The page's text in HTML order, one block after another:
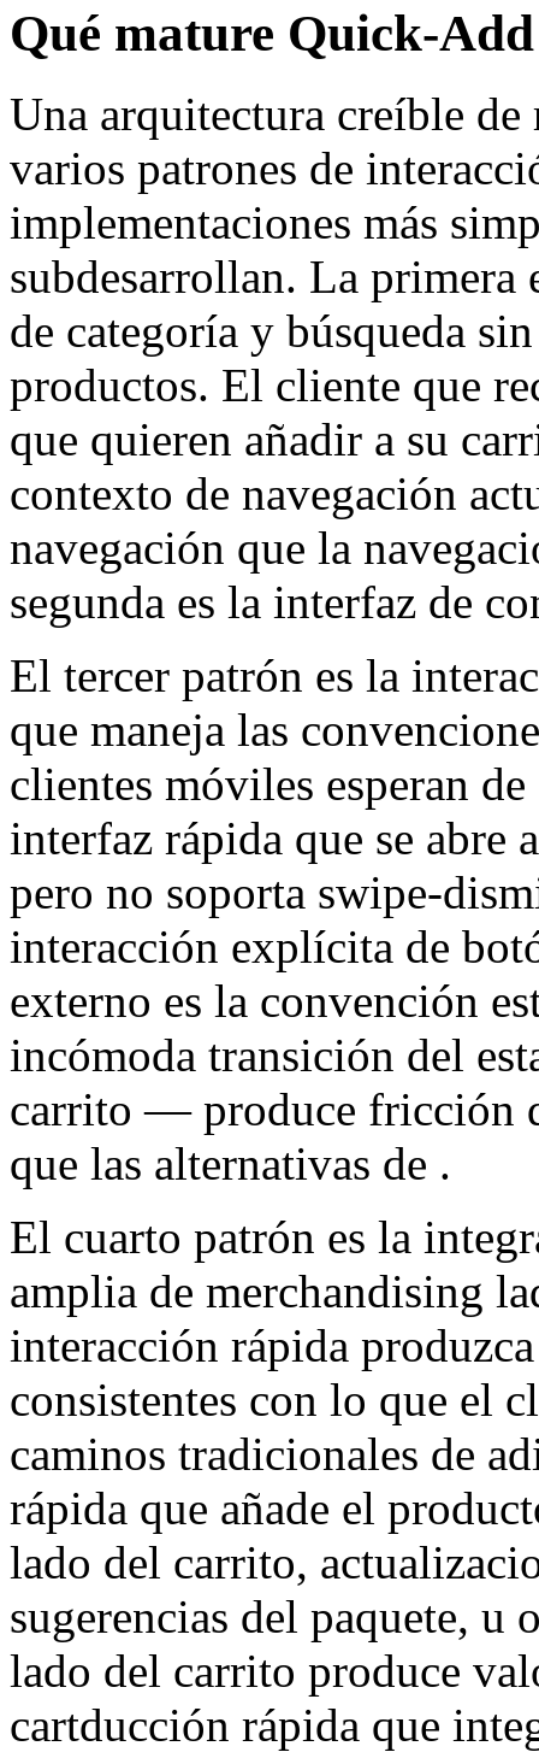
Qué mature Quick-
Una arquitectura creíble
varios patrones de
implementaciones más
subdesarrollan. La primera
de categoría y búsqueda
productos. El cliente que
que quieren añadir a su
contexto de navegación
navegación que la
segunda es la interfaz de
El tercer patrón es la
que maneja las
clientes móviles esperan
interfaz rápida que se abre
pero no soporta swipe-
interacción explícita de
externo es la convención
incómoda transición del
carrito — produce fricción
que las alternativas de .
El cuarto patrón es la
amplia de merchandising
interacción rápida
consistentes con lo que el
caminos tradicionales de
rápida que añade el
lado del carrito,
sugerencias del paquete,
lado del carrito produce
cartducción rápida que